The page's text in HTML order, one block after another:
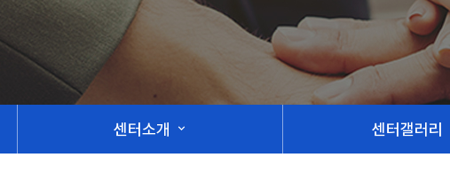
센터소개 expand_more 센터갤러리